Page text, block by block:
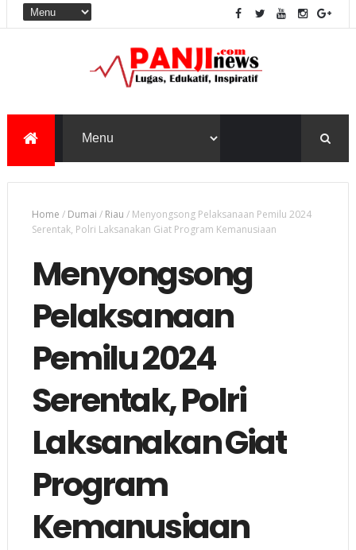
Home / Dumai / Riau / Menyongsong Pelaksanaan Pemilu 2024
Serentak, Polri Laksanakan Giat Program Kemanusiaan
Menyongsong
Pelaksanaan
Pemilu 2024
Serentak, Polri
Laksanakan Giat
Program
Kemanusiaan